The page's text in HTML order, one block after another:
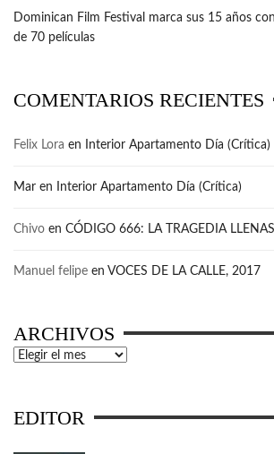
Dominican Film Festival marca sus 15 años
de 70 películas
COMENTARIOS RECIENTES
Felix Lora en Interior Apartamento Día (Crítica)
Mar en Interior Apartamento Día (Crítica)
Chivo en CÓDIGO 666: LA TRAGEDIA
Manuel felipe en VOCES DE LA CALLE, 2017
ARCHIVOS
Archivos
EDITOR